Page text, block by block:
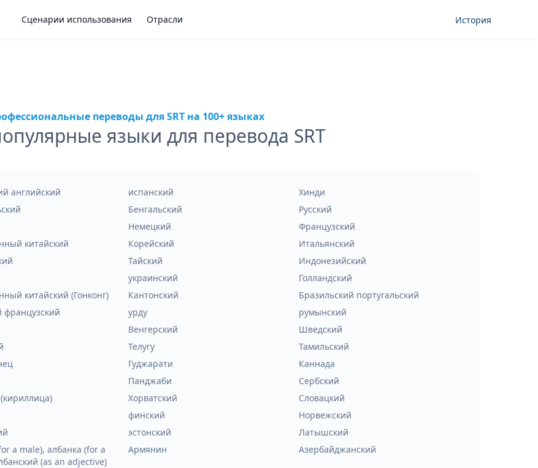
Сценарии использования Отрасли История
переводы для SRT на 100+ языках
языки для перевода SRT
английский испанский
Хинди
Бенгальский
Русский
Немецкий
Французский
китайский Корейский
Итальянский
Тайский
Индонезийский
украинский
Голландский
китайский (Гонконг) Кантонский
Бразильский португальский
французский урду
румынский
Венгерский
Шведский
Телугу
Тамильский
Гуджарати
Каннада
Панджаби
Сербский
Хорватский
Словацкий
финский
Норвежский
эстонский
Латышский
a male), албанка (for a
(as an adjective)
Армянин Азербайджанский